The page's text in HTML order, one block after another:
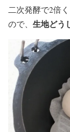
二次発酵で2倍
ので、 生地どう